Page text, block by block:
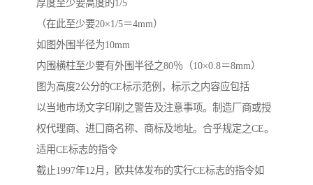
厚度至少要高度的1/5
（在此至少要20×1/5＝4mm）
如图外围半径为10mm
内围横柱至少要有外围半径之80％（10×0.8＝8mm）
图为高度2公分的CE标示范例，标示之内容应包括
以当地市场文字印刷之警告及注意事项。制造厂商或授
权代理商、进囗商名称、商标及地址。合乎规定之CE。
适用CE标志的指令
截止1997年12月，欧共体发布的实行CE标志的指令如